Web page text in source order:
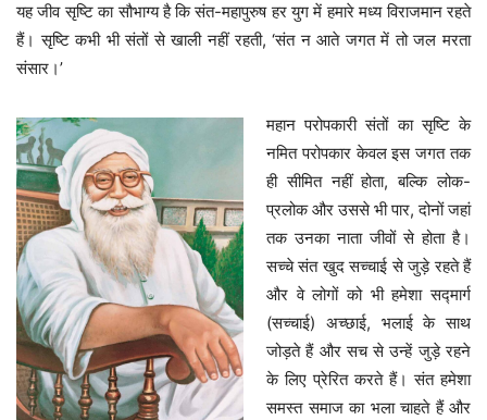
यह जीव सृष्टि का सौभाग्य है कि संत-महापुरुष हर युग में हमारे मध्य विराजमान रहते
हैं। सृष्टि कभी भी संतों से खाली नहीं रहती, ‘संत न आते जगत में तो जल मरता
संसार।’
महान परोपकारी संतों का सृष्टि के
नमित परोपकार केवल इस जगत तक
ही सीमित नहीं होता, बल्कि लोक-
प्रलोक और उससे भी पार, दोनों जहां
तक उनका नाता जीवों से होता है।
सच्चे संत खुद सच्चाई से जुड़े रहते हैं
और वे लोगों को भी हमेशा सद्मार्ग
(सच्चाई) अच्छाई, भलाई के साथ
जोड़ते हैं और सच से उन्हें जुड़े रहने
के लिए प्रेरित करते हैं। संत हमेशा
समस्त समाज का भला चाहते हैं और